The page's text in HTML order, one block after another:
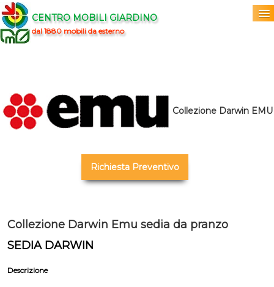
CENTRO MOBILI GIARDINO
dal 1880 mobili da esterno
Marchi
Collezione Darwin EMU
Richiesta Preventivo
Collezione Darwin Emu sedia da pranzo
SEDIA DARWIN
Descrizione